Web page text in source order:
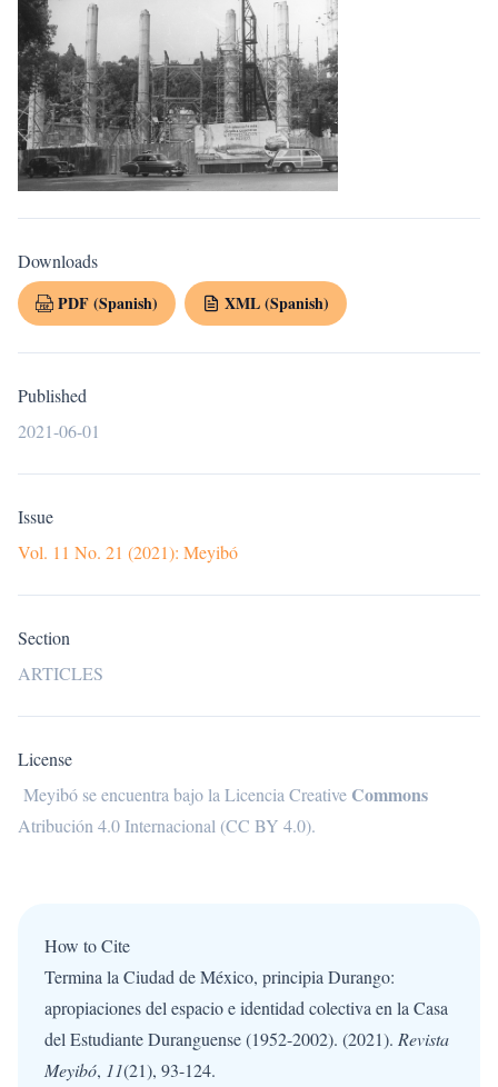
Downloads
PDF (Spanish)
XML (Spanish)
Published
2021-06-01
Issue
Vol. 11 No. 21 (2021): Meyibó
Section
ARTICLES
License
Meyibó se encuentra bajo la Licencia Creative Commons
Atribución 4.0 Internacional (CC BY 4.0).
How to Cite
Termina la Ciudad de México, principia Durango:
apropiaciones del espacio e identidad colectiva en la Casa
del Estudiante Duranguense (1952-2002). (2021). Revista
Meyibó, 11(21), 93-124.